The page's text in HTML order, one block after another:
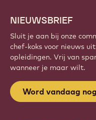
NIEUWSBRIEF
Sluit je aan bij onze
chef-koks voor nieuws
opleidingen. Vrij van
wanneer je maar wilt.
Word vandaag